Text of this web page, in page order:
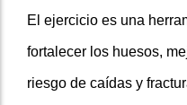
El ejercicio es una
fortalecer los huesos,
riesgo de caídas y